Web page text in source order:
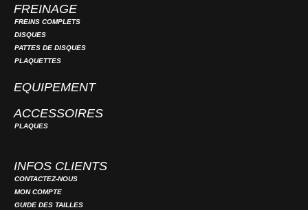
FREINAGE
FREINS COMPLETS
DISQUES
PATTES DE DISQUES
PLAQUETTES
EQUIPEMENT
ACCESSOIRES
PLAQUES
INFOS CLIENTS
CONTACTEZ-NOUS
MON COMPTE
GUIDE DES TAILLES